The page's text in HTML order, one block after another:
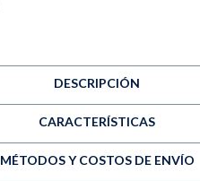
DESCRIPCIÓN
CARACTERÍSTICAS
MÉTODOS Y COSTOS DE ENVÍO